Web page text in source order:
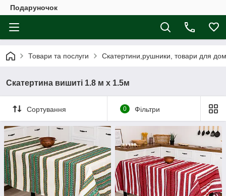
Подаруночок
Товари та послуги Скатертини,рушники, товари для
Скатертина вишиті 1.8 м х 1.5м
Сортування 0 Фільтри